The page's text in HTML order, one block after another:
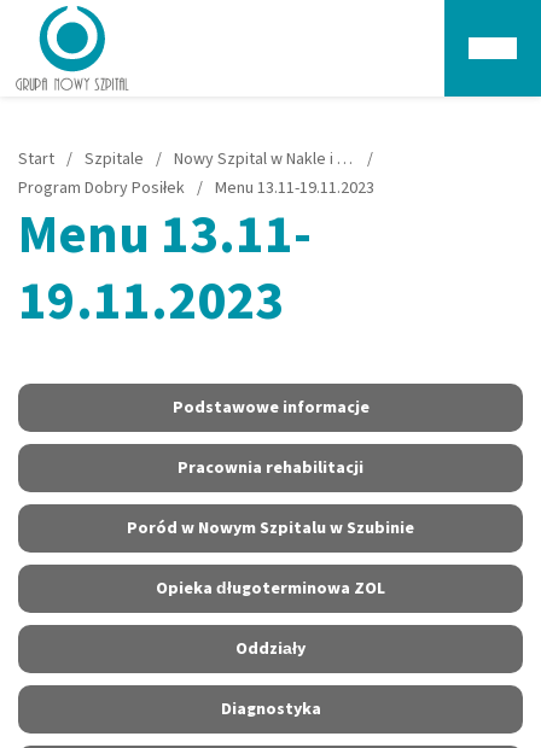
Start / Szpitale / Nowy Szpital w Nakle i Szubinie
/
Program Dobry Posiłek / Menu 13.11-19.11.2023
Menu 13.11-
19.11.2023
Podstawowe informacje
Pracownia rehabilitacji
Poród w Nowym Szpitalu w Szubinie
Opieka długoterminowa ZOL
Oddziały
Diagnostyka